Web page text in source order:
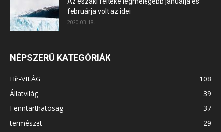
februárja volt az idei
2020.03.18.
NÉPSZERŰ KATEGÓRIÁK
Hír-VILÁG
108
Állatvilág
39
Fenntarthatóság
37
természet
29